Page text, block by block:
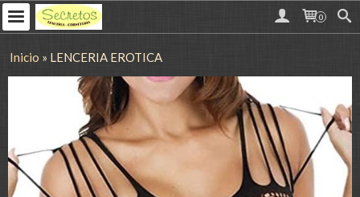
0
Inicio » LENCERIA EROTICA